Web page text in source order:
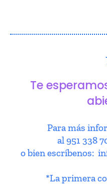
Te
Para más
al 951 338
o bien escríbenos:
*La primera